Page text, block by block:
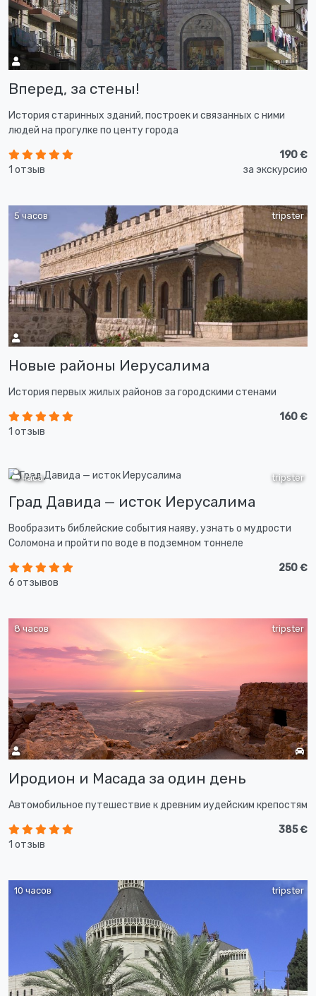
Вперед, за стены!
История старинных зданий, построек и связанных с ними
людей на прогулке по центу города
1 отзыв
190 €
за экскурсию
tripster
5 часов
Новые районы Иерусалима
История первых жилых районов за городскими стенами
1 отзыв
160 €
tripster
3 часа
Град Давида — исток Иерусалима
Вообразить библейские события наяву, узнать о мудрости
Соломона и пройти по воде в подземном тоннеле
6 отзывов
250 €
tripster
8 часов
Иродион и Масада за один день
Автомобильное путешествие к древним иудейским крепостям
1 отзыв
385 €
tripster
10 часов